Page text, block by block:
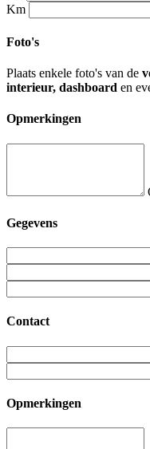
Km
Foto's
Plaats enkele foto's van de
interieur, dashboard en
Opmerkingen
Gegevens
Contact
Opmerkingen